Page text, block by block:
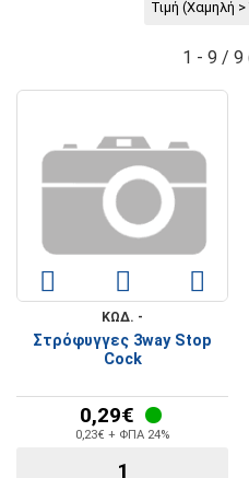
1 - 9 / 9
ΚΩΔ. -
Στρόφυγγες 3way Stop
Cock
0,29€
0,23€ + ΦΠΑ 24%